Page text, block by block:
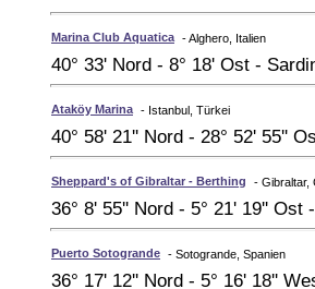
Marina Club Aquatica - Alghero, Italien
40° 33' Nord - 8° 18' Ost -
Ataköy Marina - Istanbul, Türkei
40° 58' 21'' Nord - 28° 52' 55''
Sheppard's of Gibraltar - Berthing - Gibraltar,
36° 8' 55'' Nord - 5° 21' 19''
Puerto Sotogrande - Sotogrande, Spanien
36° 17' 12'' Nord - 5° 16' 18''